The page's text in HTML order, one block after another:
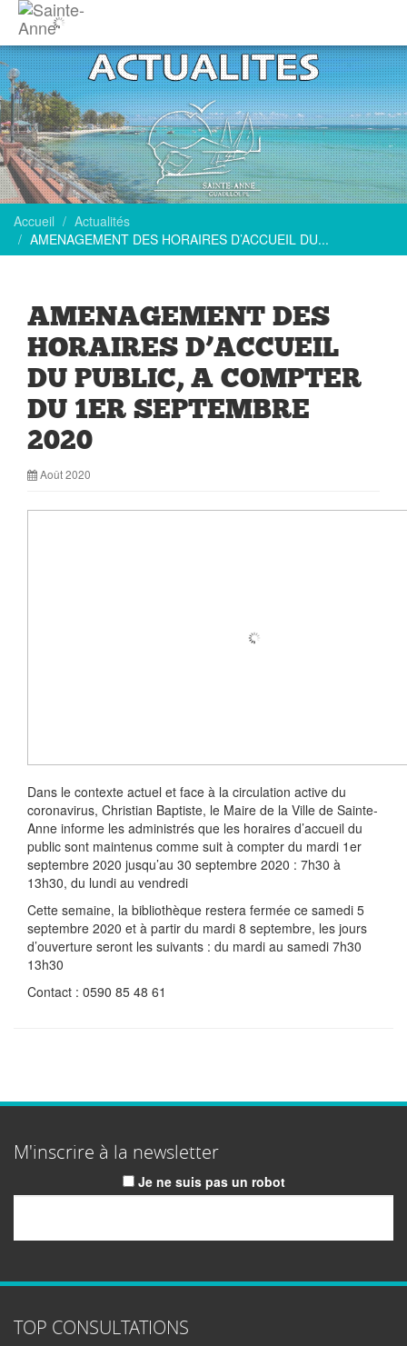
Accueil
Actualités
AMENAGEMENT DES HORAIRES D’ACCUEIL DU...
AMENAGEMENT DES
HORAIRES D’ACCUEIL
DU PUBLIC, A COMPTER
DU 1ER SEPTEMBRE
2020
Août 2020
Dans le contexte actuel et face à la circulation active du
coronavirus, Christian Baptiste, le Maire de la Ville de Sainte-
Anne informe les administrés que les horaires d’accueil du
public sont maintenus comme suit à compter du mardi 1er
septembre 2020 jusqu’au 30 septembre 2020 : 7h30 à
13h30, du lundi au vendredi
Cette semaine, la bibliothèque restera fermée ce samedi 5
septembre 2020 et à partir du mardi 8 septembre, les jours
d’ouverture seront les suivants : du mardi au samedi 7h30
13h30
Contact : 0590 85 48 61
M'inscrire à la newsletter
Je ne suis pas un robot
TOP CONSULTATIONS